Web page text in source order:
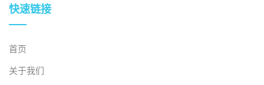
快速链接
首页
关于我们